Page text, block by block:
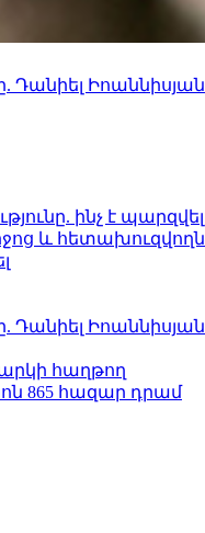
Դանիել Իոաննիսյան
ինչ է պարզվել
և
Դանիել Իոաննիսյան
հաղթող
865 հազար դրամ